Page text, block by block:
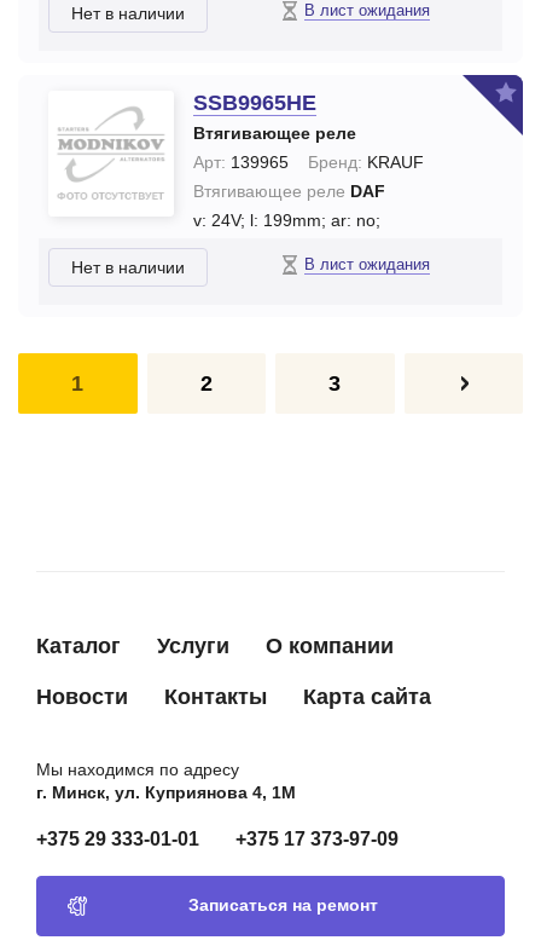
Нет в наличии В лист ожидания
SSB9965HE
Втягивающее реле
Арт: 139965 Бренд: KRAUF
Втягивающее реле DAF
v: 24V; l: 199mm; ar: no;
Нет в наличии В лист ожидания
1 2 3
Каталог Услуги О компании
Новости Контакты Карта сайта
Мы находимся по адресу
г. Минск, ул. Куприянова 4, 1М
+375 29 333-01-01 +375 17 373-97-09
Записаться на ремонт